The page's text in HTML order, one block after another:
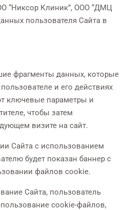
“Никсор Клиник”, ООО “ДМЦ
пользователя Сайта в
фрагменты данных, которые
и его действиях
ключевые параметры и
чтобы затем
визите на сайт.
Сайта с использованием
будет показан баннер с
файлов cookie.
Сайта, пользователь
cookie-файлов,